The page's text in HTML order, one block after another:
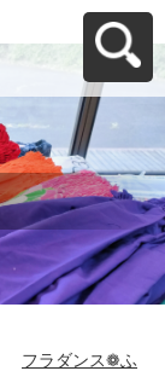
フラダンス❁ふ